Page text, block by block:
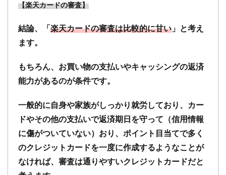
【楽天カードの審査】
結論、「楽天カードの審査は比較的に甘い 」と考え
ます。
もちろん、お買い物の支払いやキャッシングの返済
能力があるのが条件です。
一般的に自身や家族がしっかり就労しており、カー
ドやその他の支払いで返済期日を守って（信用情報
に傷がついていない）おり、ポイント目当てで多く
のクレジットカードを一度に作成するようなことが
なければ、審査は通りやすいクレジットカードだと